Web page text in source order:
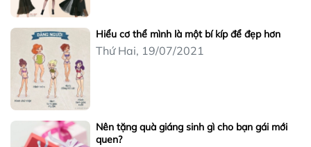
Hiểu cơ thể mình là một bí kíp để đẹp hơn
Thứ Hai, 19/07/2021
Nên tặng quà giáng sinh gì cho bạn gái mới
quen?